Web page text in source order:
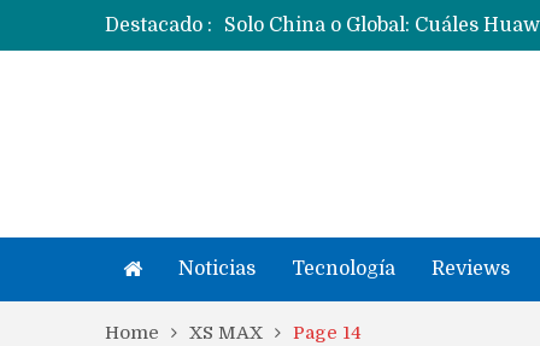
Destacado :
Noticias Tecnología Reviews
Home XS MAX Page 14